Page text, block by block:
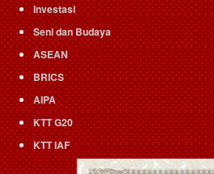
Investasi
Seni dan Budaya
ASEAN
BRICS
AIPA
KTT G20
KTT IAF